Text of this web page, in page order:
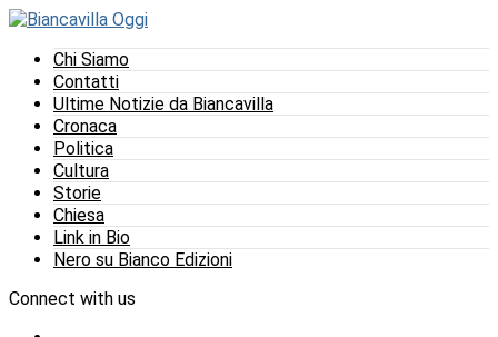
Chi Siamo
Contatti
Ultime Notizie da Biancavilla
Cronaca
Politica
Cultura
Storie
Chiesa
Link in Bio
Nero su Bianco Edizioni
Connect with us